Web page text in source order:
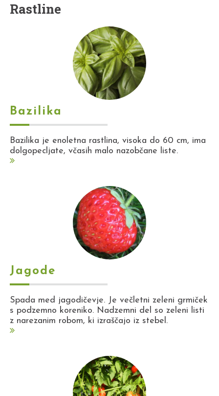
Rastline
Bazilika
Bazilika je enoletna rastlina, visoka do 60 cm, ima
dolgopecljate, včasih malo nazobčane liste.
Jagode
Spada med jagodičevje. Je večletni zeleni grmiček
s podzemno koreniko. Nadzemni del so zeleni listi
z narezanim robom, ki izraščajo iz stebel.